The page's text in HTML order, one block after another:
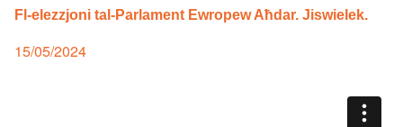
Fl-elezzjoni tal-Parlament Ewropew Aħdar. Jiswielek.
Posted
15/05/2024